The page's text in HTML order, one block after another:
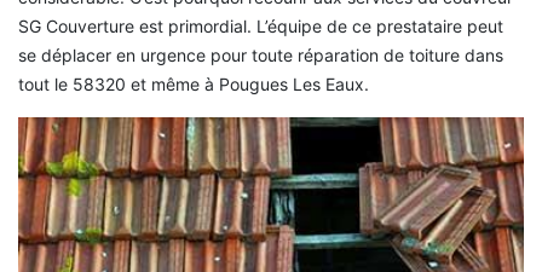
SG Couverture est primordial. L’équipe de ce prestataire peut
se déplacer en urgence pour toute réparation de toiture dans
tout le 58320 et même à Pougues Les Eaux.